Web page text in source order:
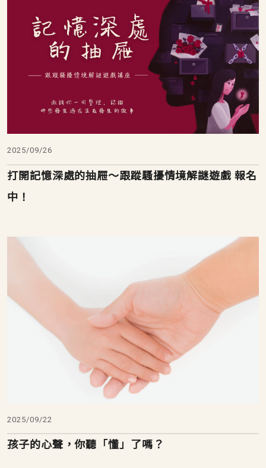
2025/09/26
打開記憶深處的抽屜～跟蹤騷擾情境解謎遊戲 報名
中！
2025/09/22
孩子的心聲，你聽「懂」了嗎？